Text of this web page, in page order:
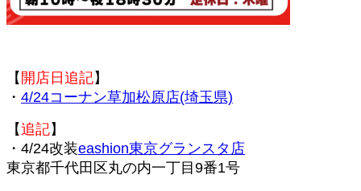
【 開店日追記】
・ 4/24コーナン草加松原店(埼玉県)
【追記】
・4/24改装eashion東京グランスタ店
東京都千代田区丸の内一丁目9番1号